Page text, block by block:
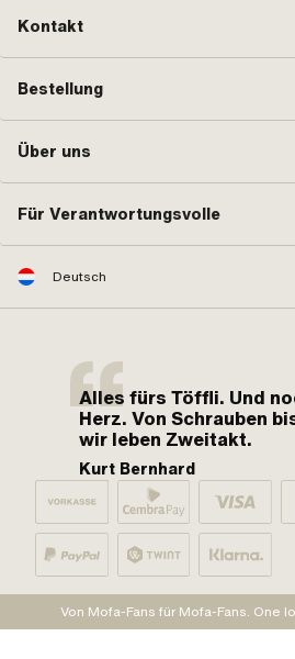
Kontakt
Bestellung
Über uns
Für Verantwortungsvolle
Deutsch
Alles fürs Töffli. Und
Herz. Von Schrauben
wir leben Zweitakt.
Kurt Bernhard
Von Mofa-Fans für Mofa-Fans. One